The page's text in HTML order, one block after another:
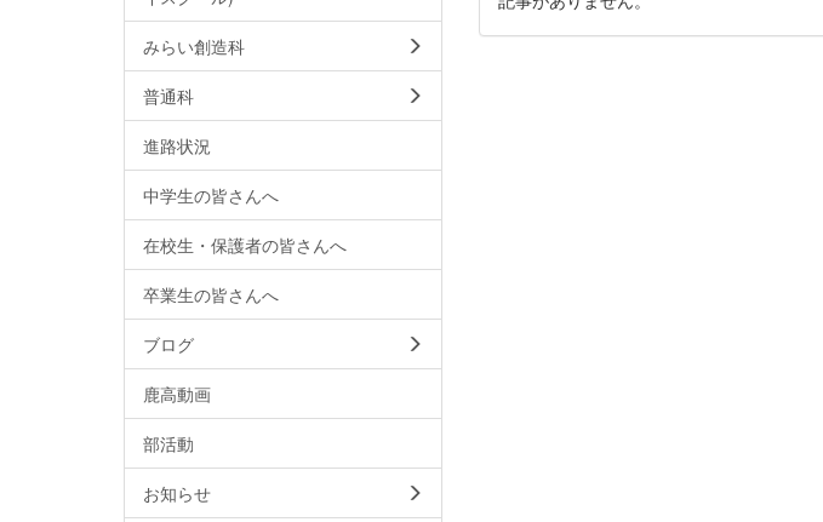
みらい創造科
普通科
進路状況
中学生の皆さんへ
在校生・保護者の皆さんへ
卒業生の皆さんへ
ブログ
鹿高動画
部活動
お知らせ